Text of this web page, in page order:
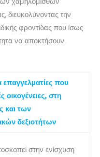
διευκολύνοντας την
φροντίδας που ίσως
να αποκτήσουν.
που
οικογένειες, στη
και των
δεξιοτήτων
στην ενίσχυση